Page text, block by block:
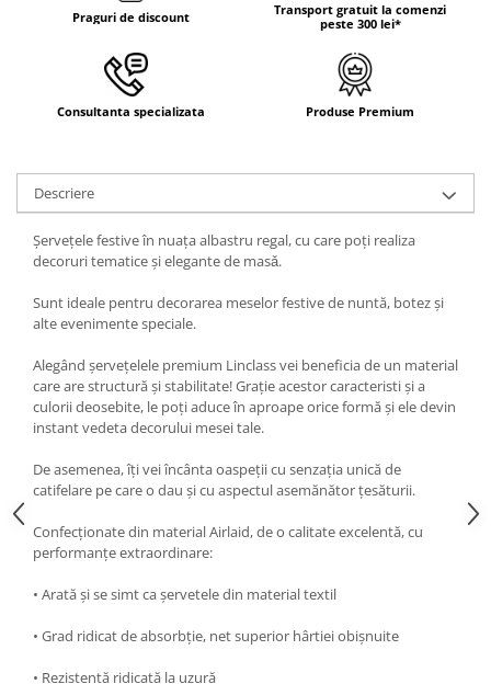
Praguri de discount
Transport gratuit la comenzi
peste 300 lei*
Consultanta specializata Produse Premium
Descriere
Șervețele festive în nuața albastru regal, cu care poți realiza
decoruri tematice şi elegante de masǎ.
Sunt ideale pentru decorarea meselor festive de nuntă, botez și
alte evenimente speciale.
Alegând șervețelele premium Linclass vei beneficia de un material
care are structură și stabilitate! Grație acestor caracteristi și a
culorii deosebite, le poți aduce în aproape orice formă și ele devin
instant vedeta decorului mesei tale.
De asemenea, îți vei încânta oaspeții cu senzația unică de
catifelare pe care o dau și cu aspectul asemănător țesăturii.
Confecționate din material Airlaid, de o calitate excelentă, cu
performanțe extraordinare:
• Arată și se simt ca șervetele din material textil
• Grad ridicat de absorbție, net superior hârtiei obișnuite
• Rezistență ridicată la uzură